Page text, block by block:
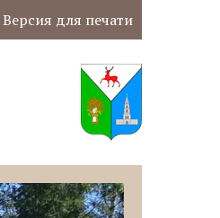
Версия для печати